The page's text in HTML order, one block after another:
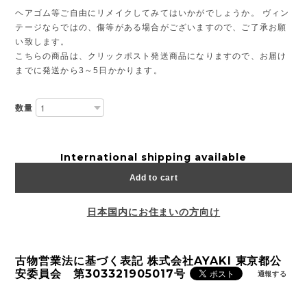
ヘアゴム等ご自由にリメイクしてみてはいかがでしょうか。 ヴィン
テージならではの、傷等がある場合がございますので、ご了承お願
い致します。
こちらの商品は、クリックポスト発送商品になりますので、お届け
までに発送から3～5日かかります。
数量
International shipping available
Add to cart
日本国内にお住まいの方向け
古物営業法に基づく表記 株式会社AYAKI 東京都公
安委員会 第303321905017号
通報する